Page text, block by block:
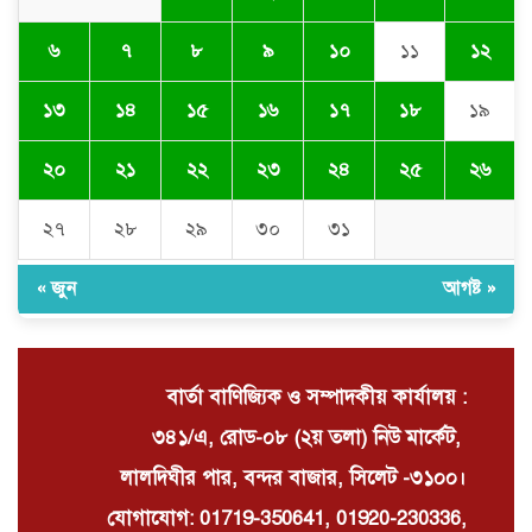
গোয়াইনঘাটে ইসিএভুক্ত জাফলংয়ে সেভ
মেশিন দিয়ে পাথর-বালু লুটপাট, চাঁদা না
La PlayBun AI maneja prompts
complejos con facilidad: La
herramienta definitiva
নিত্যপণ্যের ঊর্ধ্বগতি রোধ, স্বাধীন দুদক
৬ ৭ ৮ ৯ ১০ ১১ ১২
১৩ ১৪ ১৫ ১৬ ১৭ ১৮ ১৯
২০ ২১ ২২ ২৩ ২৪ ২৫ ২৬
২৭ ২৮ ২৯ ৩০ ৩১
« জুন আগষ্ট »
বার্তা বাণিজ্যিক ও সম্পাদকীয় কার্যালয় :
৩৪১/এ, রোড-০৮ (২য় তলা) নিউ মার্কেট,
লালদিঘীর পার, বন্দর বাজার, সিলেট -৩১০০।
যোগাযোগ: 01719-350641, 01920-230336,